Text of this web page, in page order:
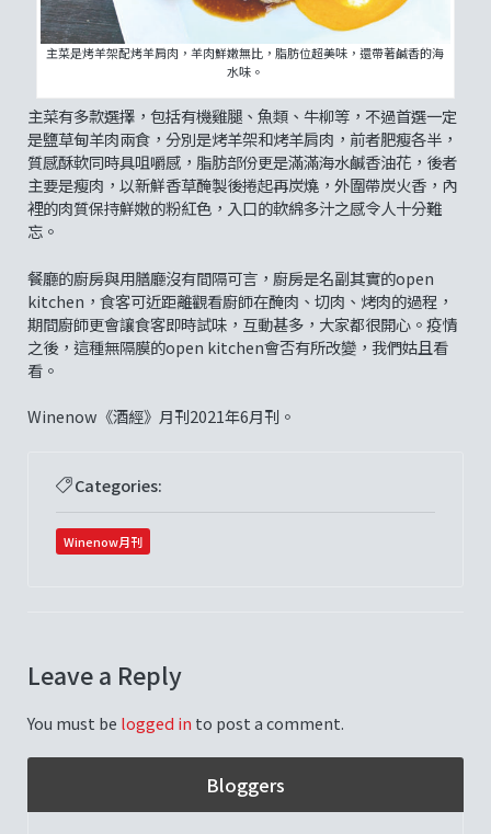
主菜是烤羊架配烤羊肩肉，羊肉鮮嫩無比，脂肪位超美味，還帶著鹹香的海
水味。
主菜有多款選擇，包括有機雞腿、魚類、牛柳等，不過首選一定
是鹽草甸羊肉兩食，分別是烤羊架和烤羊肩肉，前者肥瘦各半，
質感酥軟同時具咀嚼感，脂肪部份更是滿滿海水鹹香油花，後者
主要是瘦肉，以新鮮香草醃製後捲起再炭燒，外圍帶炭火香，內
裡的肉質保持鮮嫩的粉紅色，入口的軟綿多汁之感令人十分難
忘。
餐廳的廚房與用膳廳沒有間隔可言，廚房是名副其實的open
kitchen，食客可近距離觀看廚師在醃肉、切肉、烤肉的過程，
期間廚師更會讓食客即時試味，互動甚多，大家都很開心。疫情
之後，這種無隔膜的open kitchen會否有所改變，我們姑且看
看。
Winenow《酒經》月刊2021年6月刊。
Categories:
Winenow月刊
Leave a Reply
You must be logged in to post a comment.
Bloggers